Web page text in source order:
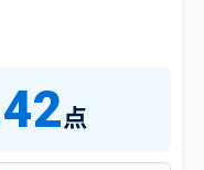
点